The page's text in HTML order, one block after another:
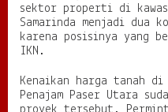
sektor properti di
Samarinda menjadi dua
karena posisinya yang
IKN.
Kenaikan harga tanah di
Penajam Paser Utara
proyek tersebut.